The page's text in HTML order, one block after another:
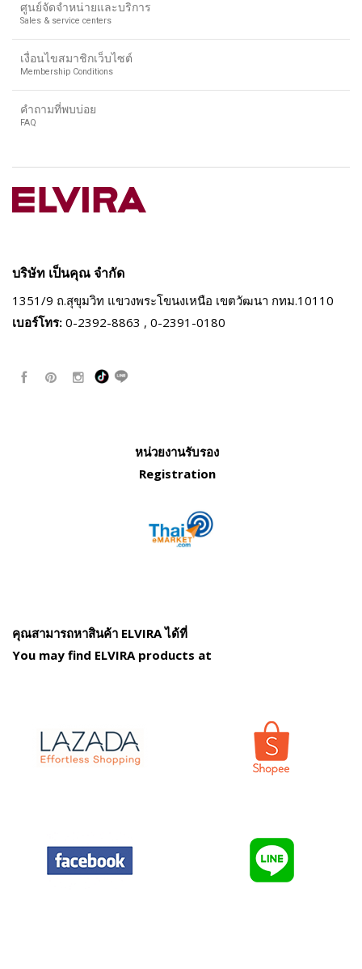
ศูนย์จัดจำหน่ายและบริการ
Sales & service centers
เงื่อนไขสมาชิกเว็บไซต์
Membership Conditions
คำถามที่พบบ่อย
FAQ
บริษัท เป็นคุณ จำกัด
1351/9 ถ.สุขุมวิท แขวงพระโขนงเหนือ เขตวัฒนา กทม.10110
เบอร์โทร: 0-2392-8863 , 0-2391-0180
หน่วยงานรับรอง
Registration
คุณสามารถหาสินค้า ELVIRA ได้ที่
You may find ELVIRA products at